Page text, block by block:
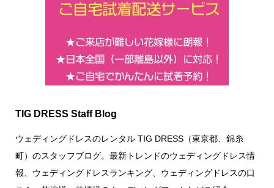
TIG DRESS Staff Blog
ウェディングドレスのレンタル TIG DRESS（東京都、錦糸
町）のスタッフブログ。最新トレンドのウェディングドレス情
報、ウェディングドレスランキング、ウェディングドレスの口